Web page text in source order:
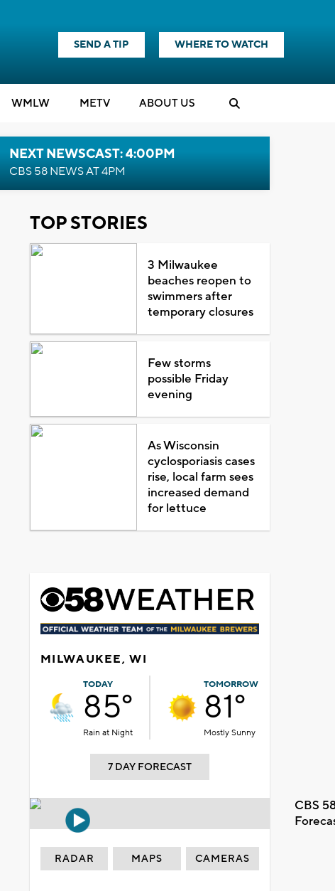
SEND A TIP WHERE TO WATCH
WMLW METV ABOUT US
NEXT NEWSCAST: 4:00PM
CBS 58 NEWS AT 4PM
TOP STORIES
3 Milwaukee
beaches reopen to
swimmers after
temporary closures
Few storms
possible Friday
evening
As Wisconsin
cyclosporiasis cases
rise, local farm sees
increased demand
for lettuce
MILWAUKEE, WI
TODAY
85°
Rain at Night
TOMORROW
81°
Mostly Sunny
7 DAY FORECAST
CBS
RADAR MAPS CAMERAS